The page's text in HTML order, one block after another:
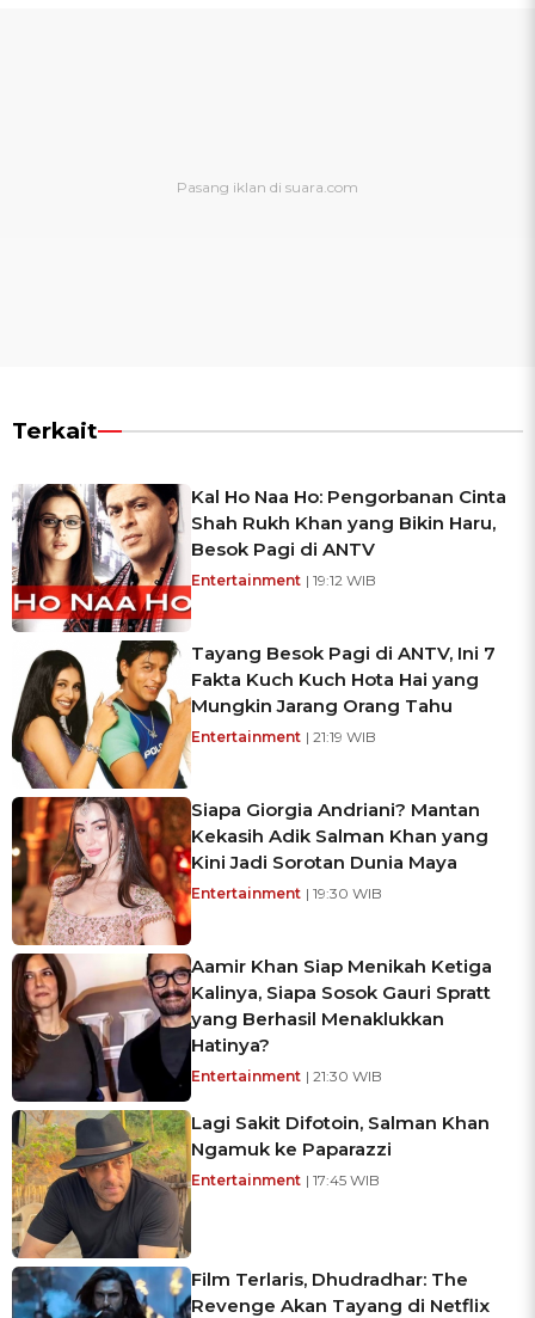
Terkait
Kal Ho Naa Ho: Pengorbanan Cinta
Shah Rukh Khan yang Bikin Haru,
Besok Pagi di ANTV
Entertainment | 19:12 WIB
Tayang Besok Pagi di ANTV, Ini 7
Fakta Kuch Kuch Hota Hai yang
Mungkin Jarang Orang Tahu
Entertainment | 21:19 WIB
Siapa Giorgia Andriani? Mantan
Kekasih Adik Salman Khan yang
Kini Jadi Sorotan Dunia Maya
Entertainment | 19:30 WIB
Aamir Khan Siap Menikah Ketiga
Kalinya, Siapa Sosok Gauri Spratt
yang Berhasil Menaklukkan
Hatinya?
Entertainment | 21:30 WIB
Lagi Sakit Difotoin, Salman Khan
Ngamuk ke Paparazzi
Entertainment | 17:45 WIB
Film Terlaris, Dhudradhar: The
Revenge Akan Tayang di Netflix